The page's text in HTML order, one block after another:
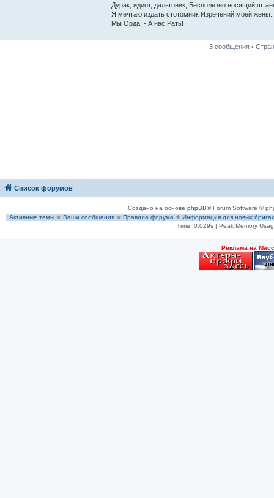
Дурак, идиот, дальтоник, Бесполезно носящий
Я мечтаю издать стотомник Изречений моей
Мы Орда! - А нас Рать!
3 сообщения •
Список форумов
Создано на основе phpBB® Forum Software ©
Активные темы ✭ Ваши сообщения ✭ Правила форума ✭ Информация для новых
Time: 0.029s| Peak Memory
Рeклама на